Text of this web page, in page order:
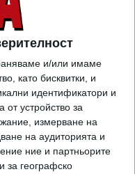
и/или имаме
като бисквитки, и
идентификатори и
устройство за
измерване на
на аудиторията и
ние и партньорите
за географско